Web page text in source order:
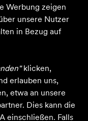
Werbung zeigen
unsere Nutzer
in Bezug auf
klicken,
erlauben uns,
etwa an unsere
Dies kann die
einschließen. Falls